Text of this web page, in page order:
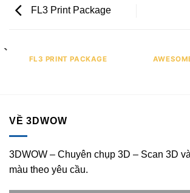
FL3 Print Package
FL3 PRINT PACKAGE
VỀ 3DWOW
3DWOW – Chuyên chụp 3D – Scan 3D
màu theo yêu cầu.